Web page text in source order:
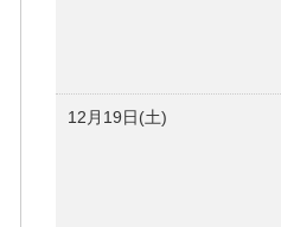
12月19日(土)